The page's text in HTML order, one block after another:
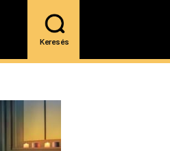
Keresés